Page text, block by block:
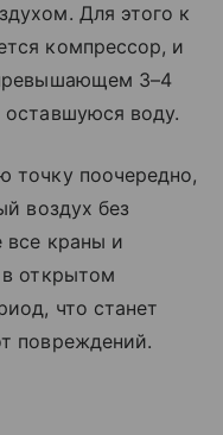
Для этого к
компрессор, и
3–4
воду.
точку поочередно,
воздух без
все краны и
в открытом
что станет
повреждений.